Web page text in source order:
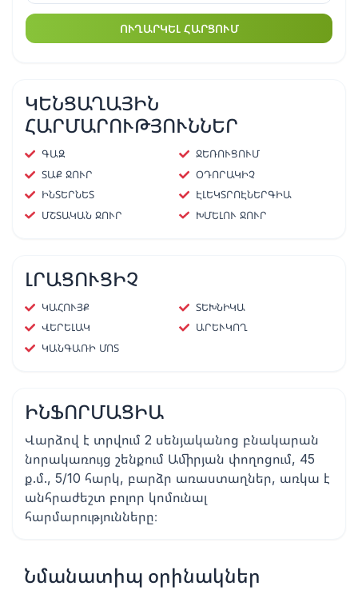
ՈՒՂԱՐԿԵԼ ՀԱՐՑՈՒՄ
ԿԵՆՑԱՂԱՅԻՆ
ՀԱՐՄԱՐՈՒԹՅՈՒՆՆԵՐ
ԳԱԶ
ՋԵՌՈՒՑՈՒՄ
ՏԱՔ ՋՈՒՐ
ՕԴՈՐԱԿԻՉ
ԻՆՏԵՐՆԵՏ
ԷԼԵԿՏՐՈԷՆԵՐԳԻԱ
ՄՇՏԱԿԱՆ ՋՈՒՐ
ԽՄԵԼՈՒ ՋՈՒՐ
ԼՐԱՑՈՒՑԻՉ
ԿԱՀՈՒՅՔ
ՏԵԽՆԻԿԱ
ՎԵՐԵԼԱԿ
ԱՐԵՒԿՈՂ
ԿԱՆԳԱՌԻ ՄՈՏ
ԻՆՖՈՐՄԱՑԻԱ
Վարձով է տրվում 2 սենյականոց բնակարան
նորակառույց շենքում Ամիրյան փողոցում, 45
ք.մ., 5/10 հարկ, բարձր առաստաղներ, առկա է
անհրաժեշտ բոլոր կոմունալ
հարմարությունները։
Նմանատիպ օրինակներ
1 /4